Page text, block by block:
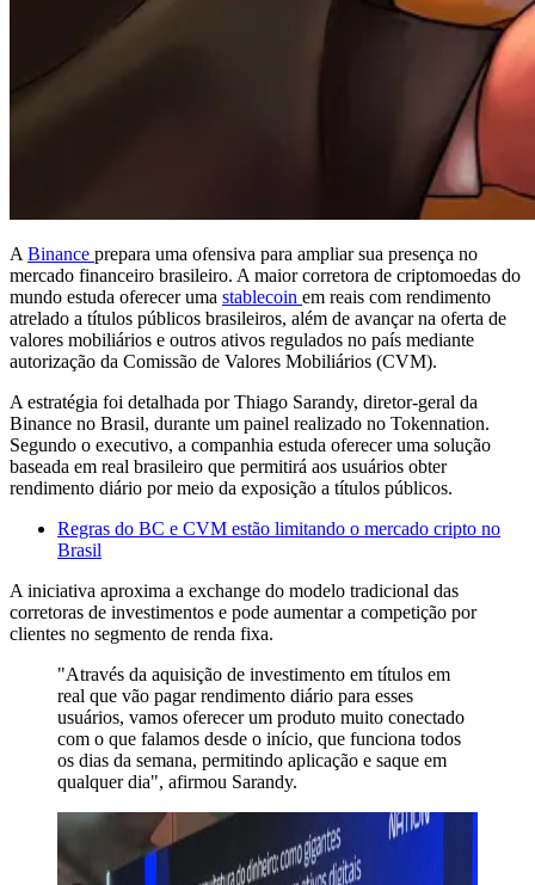
A Binance prepara uma ofensiva para ampliar sua presença no
mercado financeiro brasileiro. A maior corretora de criptomoedas do
mundo estuda oferecer uma stablecoin em reais com rendimento
atrelado a títulos públicos brasileiros, além de avançar na oferta de
valores mobiliários e outros ativos regulados no país mediante
autorização da Comissão de Valores Mobiliários (CVM).
A estratégia foi detalhada por Thiago Sarandy, diretor-geral da
Binance no Brasil, durante um painel realizado no Tokennation.
Segundo o executivo, a companhia estuda oferecer uma solução
baseada em real brasileiro que permitirá aos usuários obter
rendimento diário por meio da exposição a títulos públicos.
Regras do BC e CVM estão limitando o mercado cripto no
Brasil
A iniciativa aproxima a exchange do modelo tradicional das
corretoras de investimentos e pode aumentar a competição por
clientes no segmento de renda fixa.
"Através da aquisição de investimento em títulos em
real que vão pagar rendimento diário para esses
usuários, vamos oferecer um produto muito conectado
com o que falamos desde o início, que funciona todos
os dias da semana, permitindo aplicação e saque em
qualquer dia", afirmou Sarandy.